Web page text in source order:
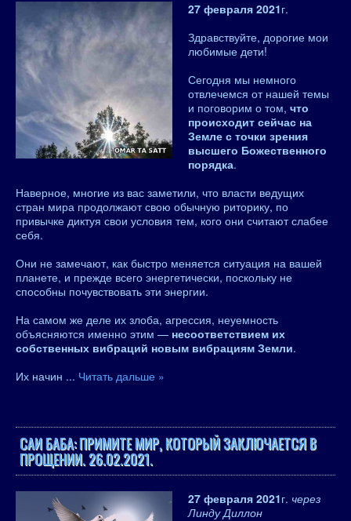
27 февраля 2021г.
Здравствуйте, дорогие мои
любимые дети!
Сегодня мы немного
отвлечемся от нашей темы
и поговорим о том, что
происходит сейчас на
Земле с точки зрения
высшего Божественного
порядка.
Наверное, многие из вас заметили, что власти ведущих
стран мира продолжают свою обычную риторику, по
привычке диктуя свои условия тем, кого они считают слабее
себя.
Они не замечают, как быстро меняется ситуация на вашей
планете, и прежде всего энергетически, поскольку не
способны почувствовать эти энергии.
На самом же деле их злоба, агрессия, неуемность
объясняются именно этим — несоответствием их
собственных вибраций новым вибрациям Земли.
Их начин ... Читать дальше »
САИ БАБА: ПРИМИТЕ МИР, КОТОРЫЙ ЗАКЛЮЧАЕТСЯ В
ПРОЩЕНИИ. 26.02.2021.
27 февраля 2021г. через
Линду Диллон